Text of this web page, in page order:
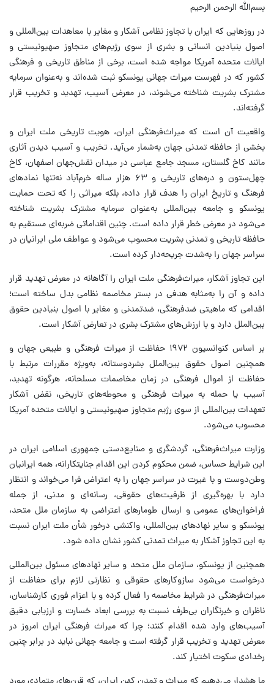
بسم‌الله الرحمن الرحیم
در روزهایی که ایران با تجاوز نظامی آشکار و مغایر با معاهدات بین‌المللی و
اصول بنیادین انسانی و بشری از سوی رژیم‌های متجاوز صهیونیستی و
ایالات متحده آمریکا مواجه شده است، برخی از مناطق تاریخی و فرهنگی
کشور که در فهرست میراث جهانی یونسکو ثبت شده‌اند و به‌عنوان سرمایه
مشترک بشریت شناخته می‌شوند، در معرض آسیب، تهدید و تخریب قرار
گرفته‌اند.
واقعیت آن است که میراث‌فرهنگی ایران، هویت تاریخی ملت ایران و
بخشی از حافظه تمدنی جهان به‌شمار می‌آید. تخریب و آسیب دیدن آثاری
مانند کاخ گلستان، مسجد جامع عباسی در میدان نقش‌جهان اصفهان، کاخ
چهل‌ستون و دره‌های تاریخی و ۶۳ هزار ساله خرم‌آباد نه‌تنها نمادهای
فرهنگ و تاریخ ایران را هدف قرار داده، بلکه میراثی را که تحت حمایت
یونسکو و جامعه بین‌المللی به‌عنوان سرمایه مشترک بشریت شناخته
می‌شود در معرض خطر قرار داده است. چنین اقداماتی ضربه‌ای مستقیم به
حافظه تاریخی و تمدنی بشریت محسوب می‌شود و عواطف ملی ایرانیان در
سراسر جهان را به‌شدت جریحه‌دار کرده است.
این تجاوز آشکار، میراث‌فرهنگی ملت ایران را آگاهانه در معرض تهدید قرار
داده و آن را به‌مثابه هدفی در بستر مخاصمه نظامی بدل ساخته است؛
اقدامی که ماهیتی ضدفرهنگی، ضدتمدنی و مغایر با اصول بنیادین حقوق
بین‌الملل دارد و با ارزش‌های مشترک بشری در تعارض آشکار است.
بر اساس کنوانسیون ۱۹۷۲ حفاظت از میراث فرهنگی و طبیعی جهان و
همچنین اصول حقوق بین‌الملل بشردوستانه، به‌ویژه مقررات مرتبط با
حفاظت از اموال فرهنگی در زمان مخاصمات مسلحانه، هرگونه تهدید،
آسیب یا حمله به میراث فرهنگی و محوطه‌های تاریخی، نقض آشکار
تعهدات بین‌المللی از سوی رژیم متجاوز صهیونیستی و ایالات متحده آمریکا
محسوب می‌شود.
وزارت میراث‌فرهنگی، گردشگری و صنایع‌دستی جمهوری اسلامی ایران در
این شرایط حساس، ضمن محکوم کردن این اقدام جنایتکارانه، همه ایرانیان
وطن‌دوست و با غیرت در سراسر جهان را به اعتراض فرا می‌خواند و انتظار
دارد با بهره‌گیری از ظرفیت‌های حقوقی، رسانه‌ای و مدنی، از جمله
فراخوان‌های عمومی و ارسال طومارهای اعتراضی به سازمان ملل متحد،
یونسکو و سایر نهادهای بین‌المللی، واکنشی درخور شأن ملت ایران نسبت
به این تجاوز آشکار به میراث تمدنی کشور نشان داده شود.
همچنین از یونسکو، سازمان ملل متحد و سایر نهادهای مسئول بین‌المللی
درخواست می‌شود سازوکارهای حقوقی و نظارتی لازم برای حفاظت از
میراث‌فرهنگی در شرایط مخاصمه را فعال کرده و با اعزام فوری کارشناسان،
ناظران و خبرنگاران بی‌طرف نسبت به بررسی ابعاد خسارت و ارزیابی دقیق
آسیب‌های وارد شده اقدام کنند؛ چرا که میراث فرهنگی ایران امروز در
معرض تهدید و تخریب قرار گرفته است و جامعه جهانی نباید در برابر چنین
رخدادی سکوت اختیار کند.